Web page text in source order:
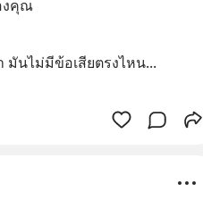
งคุณ
มันไม่มีข้อเสียตรงไหน...